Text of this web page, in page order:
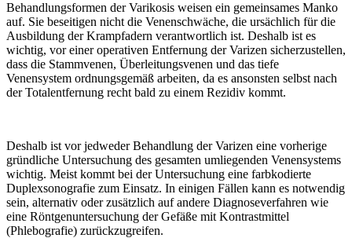
Behandlungsformen der Varikosis weisen ein gemeinsames Manko
auf. Sie beseitigen nicht die Venenschwäche, die ursächlich für die
Ausbildung der Krampfadern verantwortlich ist. Deshalb ist es
wichtig, vor einer operativen Entfernung der Varizen sicherzustellen,
dass die Stammvenen, Überleitungsvenen und das tiefe
Venensystem ordnungsgemäß arbeiten, da es ansonsten selbst nach
der Totalentfernung recht bald zu einem Rezidiv kommt.
Deshalb ist vor jedweder Behandlung der Varizen eine vorherige
gründliche Untersuchung des gesamten umliegenden Venensystems
wichtig. Meist kommt bei der Untersuchung eine farbkodierte
Duplexsonografie zum Einsatz. In einigen Fällen kann es notwendig
sein, alternativ oder zusätzlich auf andere Diagnoseverfahren wie
eine Röntgenuntersuchung der Gefäße mit Kontrastmittel
(Phlebografie) zurückzugreifen.